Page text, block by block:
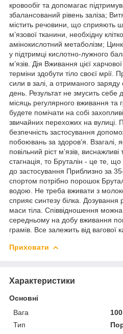
кровообіг та допомагає
збалансований рівень заліза;
містить речовини, що сприяють
м’язової тканини, необхідну
амінокислотний метаболізм;
у підтримці кислотно-лужного
м’язів. Дія Вживання цієї
терміни здобути тіло своєї мрії.
сили в залі, а отриманого заряду
день. Результат не змусить себе
місяць регулярного вживання та
будете помічати на собі
звичайних перехожих на вулиці.
безпечність застосування
побоювань за здоров’я. Взагалі,
повільний ріст м’язів,
стагнація, то Бруталін - це те,
до застосування Приблизно за
спортом потрібно порошок
водою. Не треба вживати з
сприяє синтезу білка. Дозування
маси тіла. Співвідношення
середньому на добу вживання
грамів. Все залежить від вагової
Приховати
Характеристики
Основні
Вага
Тип